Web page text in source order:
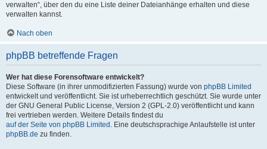
verwalten“, über den du eine Liste deiner Dateianhänge erhalten und diese
verwalten kannst.
Nach oben
phpBB betreffende Fragen
Wer hat diese Forensoftware entwickelt?
Diese Software (in ihrer unmodifizierten Fassung) wurde von phpBB Limited
entwickelt und veröffentlicht. Sie ist urheberrechtlich geschützt. Sie wurde unter
der GNU General Public License, Version 2 (GPL-2.0) veröffentlicht und kann
frei vertrieben werden. Weitere Details findest du
auf der Seite von phpBB Limited . Eine deutschsprachige Anlaufstelle ist unter
phpBB.de zu finden.